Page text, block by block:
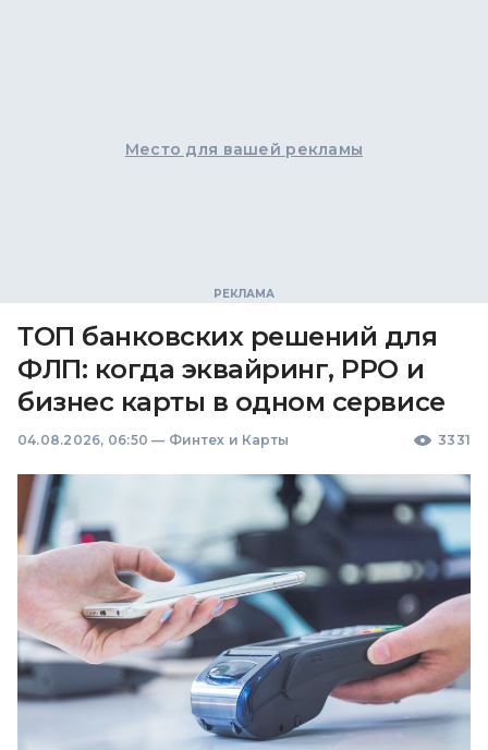
Место для вашей рекламы
ТОП банковских решений для
ФЛП: когда эквайринг, РРО и
бизнес карты в одном сервисе
04.08.2026, 06:50 — Финтех и Карты 3331